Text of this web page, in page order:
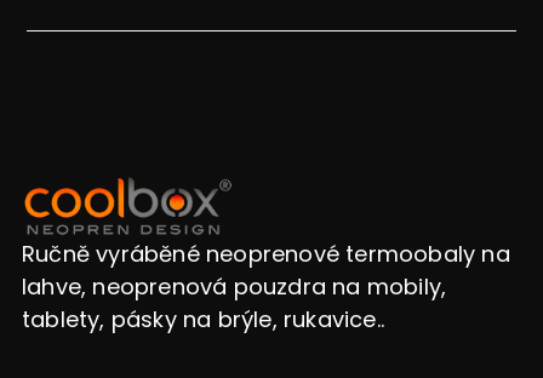
Ručně vyráběné neoprenové termoobaly na
lahve, neoprenová pouzdra na mobily,
tablety, pásky na brýle, rukavice..